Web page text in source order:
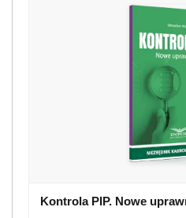
Kontrola PIP. Nowe